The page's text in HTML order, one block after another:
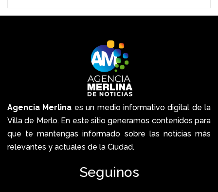
Agencia Merlina es un medio informativo digital de la
Villa de Merlo. En este sitio generamos contenidos para
que te mantengas informado sobre las noticias más
relevantes y actuales de la Ciudad.
Seguinos